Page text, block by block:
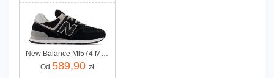
Od 589,90 zł